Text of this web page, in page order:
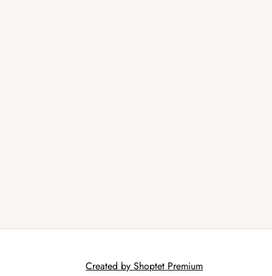
Created by Shoptet Premium